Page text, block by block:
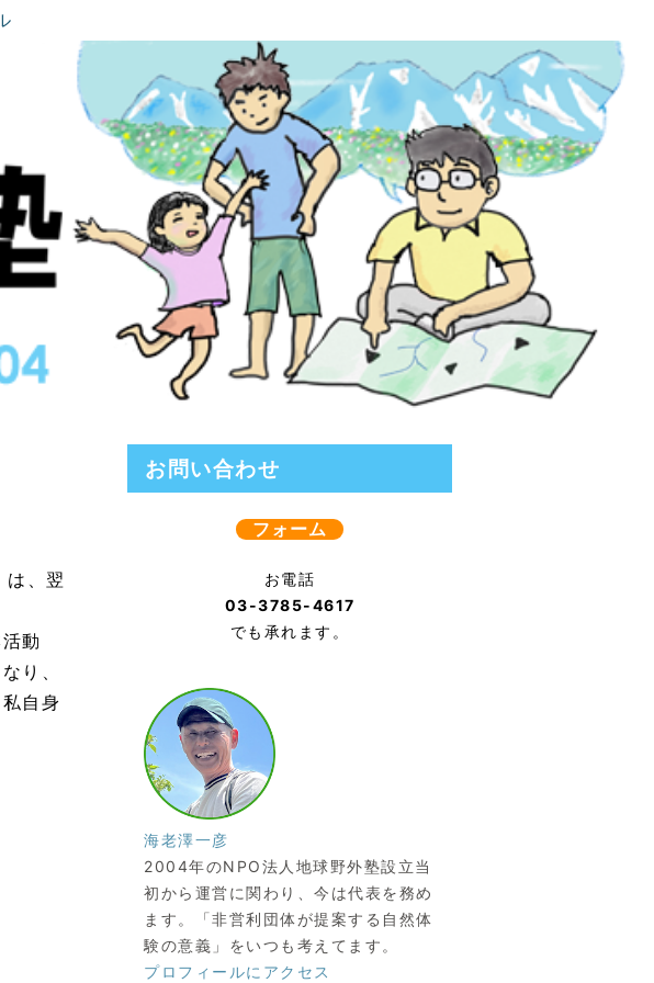
、翌
動
り、
自身
お問い合わせ
フォーム
お電話
03-3785-4617
でも承れます。
海老澤一彦
2004年のNPO法人地球野外塾設立当
初から運営に関わり、今は代表を務め
ます。「非営利団体が提案する自然体
験の意義」をいつも考えてます。
プロフィールにアクセス